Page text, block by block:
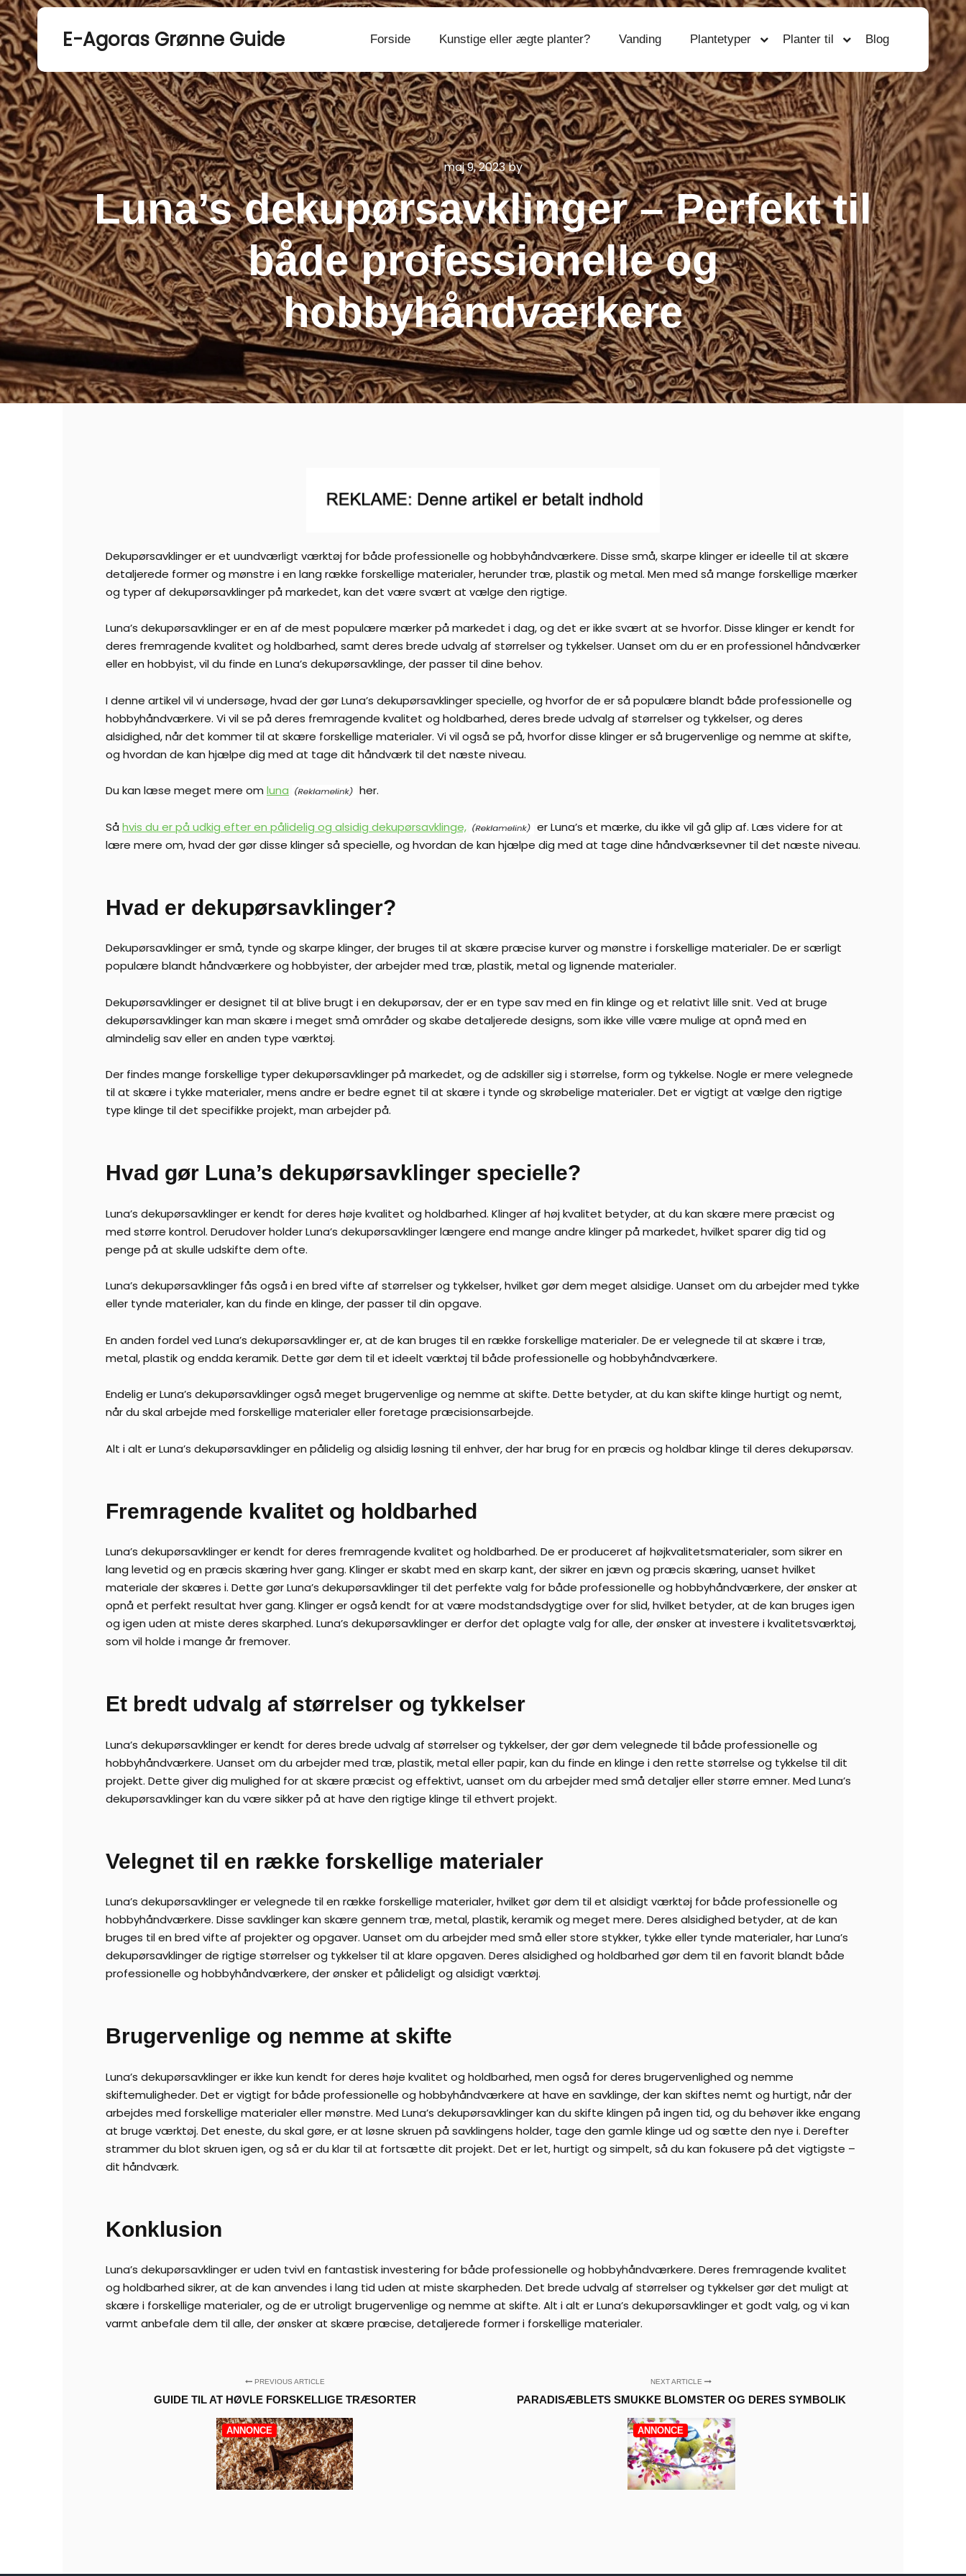
E-Agoras Grønne Guide Forside Kunstige eller ægte planter? Vanding Plantetyper Planter til Blog
maj 9, 2023by
Luna’s dekupørsavklinger – Perfekt til
både professionelle og
hobbyhåndværkere
Dekupørsavklinger er et uundværligt værktøj for både professionelle og hobbyhåndværkere. Disse små, skarpe klinger er ideelle til at skære
detaljerede former og mønstre i en lang række forskellige materialer, herunder træ, plastik og metal. Men med så mange forskellige mærker
og typer af dekupørsavklinger på markedet, kan det være svært at vælge den rigtige.
Luna’s dekupørsavklinger er en af de mest populære mærker på markedet i dag, og det er ikke svært at se hvorfor. Disse klinger er kendt for
deres fremragende kvalitet og holdbarhed, samt deres brede udvalg af størrelser og tykkelser. Uanset om du er en professionel håndværker
eller en hobbyist, vil du finde en Luna’s dekupørsavklinge, der passer til dine behov.
I denne artikel vil vi undersøge, hvad der gør Luna’s dekupørsavklinger specielle, og hvorfor de er så populære blandt både professionelle og
hobbyhåndværkere. Vi vil se på deres fremragende kvalitet og holdbarhed, deres brede udvalg af størrelser og tykkelser, og deres
alsidighed, når det kommer til at skære forskellige materialer. Vi vil også se på, hvorfor disse klinger er så brugervenlige og nemme at skifte,
og hvordan de kan hjælpe dig med at tage dit håndværk til det næste niveau.
Du kan læse meget mere om luna her.
Så hvis du er på udkig efter en pålidelig og alsidig dekupørsavklinge,
er Luna’s et mærke, du ikke vil gå glip af. Læs videre for at
lære mere om, hvad der gør disse klinger så specielle, og hvordan de kan hjælpe dig med at tage dine håndværksevner til det næste niveau.
Hvad er dekupørsavklinger?
Dekupørsavklinger er små, tynde og skarpe klinger, der bruges til at skære præcise kurver og mønstre i forskellige materialer. De er særligt
populære blandt håndværkere og hobbyister, der arbejder med træ, plastik, metal og lignende materialer.
Dekupørsavklinger er designet til at blive brugt i en dekupørsav, der er en type sav med en fin klinge og et relativt lille snit. Ved at bruge
dekupørsavklinger kan man skære i meget små områder og skabe detaljerede designs, som ikke ville være mulige at opnå med en
almindelig sav eller en anden type værktøj.
Der findes mange forskellige typer dekupørsavklinger på markedet, og de adskiller sig i størrelse, form og tykkelse. Nogle er mere velegnede
til at skære i tykke materialer, mens andre er bedre egnet til at skære i tynde og skrøbelige materialer. Det er vigtigt at vælge den rigtige
type klinge til det specifikke projekt, man arbejder på.
Hvad gør Luna’s dekupørsavklinger specielle?
Luna’s dekupørsavklinger er kendt for deres høje kvalitet og holdbarhed. Klinger af høj kvalitet betyder, at du kan skære mere præcist og
med større kontrol. Derudover holder Luna’s dekupørsavklinger længere end mange andre klinger på markedet, hvilket sparer dig tid og
penge på at skulle udskifte dem ofte.
Luna’s dekupørsavklinger fås også i en bred vifte af størrelser og tykkelser, hvilket gør dem meget alsidige. Uanset om du arbejder med tykke
eller tynde materialer, kan du finde en klinge, der passer til din opgave.
En anden fordel ved Luna’s dekupørsavklinger er, at de kan bruges til en række forskellige materialer. De er velegnede til at skære i træ,
metal, plastik og endda keramik. Dette gør dem til et ideelt værktøj til både professionelle og hobbyhåndværkere.
Endelig er Luna’s dekupørsavklinger også meget brugervenlige og nemme at skifte. Dette betyder, at du kan skifte klinge hurtigt og nemt,
når du skal arbejde med forskellige materialer eller foretage præcisionsarbejde.
Alt i alt er Luna’s dekupørsavklinger en pålidelig og alsidig løsning til enhver, der har brug for en præcis og holdbar klinge til deres dekupørsav.
Fremragende kvalitet og holdbarhed
Luna’s dekupørsavklinger er kendt for deres fremragende kvalitet og holdbarhed. De er produceret af højkvalitetsmaterialer, som sikrer en
lang levetid og en præcis skæring hver gang. Klinger er skabt med en skarp kant, der sikrer en jævn og præcis skæring, uanset hvilket
materiale der skæres i. Dette gør Luna’s dekupørsavklinger til det perfekte valg for både professionelle og hobbyhåndværkere, der ønsker at
opnå et perfekt resultat hver gang. Klinger er også kendt for at være modstandsdygtige over for slid, hvilket betyder, at de kan bruges igen
og igen uden at miste deres skarphed. Luna’s dekupørsavklinger er derfor det oplagte valg for alle, der ønsker at investere i kvalitetsværktøj,
som vil holde i mange år fremover.
Et bredt udvalg af størrelser og tykkelser
Luna’s dekupørsavklinger er kendt for deres brede udvalg af størrelser og tykkelser, der gør dem velegnede til både professionelle og
hobbyhåndværkere. Uanset om du arbejder med træ, plastik, metal eller papir, kan du finde en klinge i den rette størrelse og tykkelse til dit
projekt. Dette giver dig mulighed for at skære præcist og effektivt, uanset om du arbejder med små detaljer eller større emner. Med Luna’s
dekupørsavklinger kan du være sikker på at have den rigtige klinge til ethvert projekt.
Velegnet til en række forskellige materialer
Luna’s dekupørsavklinger er velegnede til en række forskellige materialer, hvilket gør dem til et alsidigt værktøj for både professionelle og
hobbyhåndværkere. Disse savklinger kan skære gennem træ, metal, plastik, keramik og meget mere. Deres alsidighed betyder, at de kan
bruges til en bred vifte af projekter og opgaver. Uanset om du arbejder med små eller store stykker, tykke eller tynde materialer, har Luna’s
dekupørsavklinger de rigtige størrelser og tykkelser til at klare opgaven. Deres alsidighed og holdbarhed gør dem til en favorit blandt både
professionelle og hobbyhåndværkere, der ønsker et pålideligt og alsidigt værktøj.
Brugervenlige og nemme at skifte
Luna’s dekupørsavklinger er ikke kun kendt for deres høje kvalitet og holdbarhed, men også for deres brugervenlighed og nemme
skiftemuligheder. Det er vigtigt for både professionelle og hobbyhåndværkere at have en savklinge, der kan skiftes nemt og hurtigt, når der
arbejdes med forskellige materialer eller mønstre. Med Luna’s dekupørsavklinger kan du skifte klingen på ingen tid, og du behøver ikke engang
at bruge værktøj. Det eneste, du skal gøre, er at løsne skruen på savklingens holder, tage den gamle klinge ud og sætte den nye i. Derefter
strammer du blot skruen igen, og så er du klar til at fortsætte dit projekt. Det er let, hurtigt og simpelt, så du kan fokusere på det vigtigste –
dit håndværk.
Konklusion
Luna’s dekupørsavklinger er uden tvivl en fantastisk investering for både professionelle og hobbyhåndværkere. Deres fremragende kvalitet
og holdbarhed sikrer, at de kan anvendes i lang tid uden at miste skarpheden. Det brede udvalg af størrelser og tykkelser gør det muligt at
skære i forskellige materialer, og de er utroligt brugervenlige og nemme at skifte. Alt i alt er Luna’s dekupørsavklinger et godt valg, og vi kan
varmt anbefale dem til alle, der ønsker at skære præcise, detaljerede former i forskellige materialer.
PREVIOUS ARTICLE
GUIDE TIL AT HØVLE FORSKELLIGE TRÆSORTER
ANNONCE
NEXT ARTICLE
PARADISÆBLETS SMUKKE BLOMSTER OG DERES SYMBOLIK
ANNONCE
CVR 374 077 39